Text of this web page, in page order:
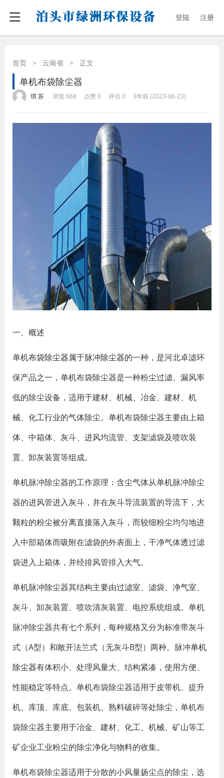
登陆 注册
首页 > 云南省 > 正文
单机布袋除尘器
琪 苏 浏览 668 点赞 0 评论 0 3年前 (2023-06-23)
一、概述
单机布袋除尘器属于脉冲除尘器的一种，是河北卓滤环
保产品之一，单机布袋除尘器是一种粉尘过滤、漏风率
低的除尘设备，适用于建材、机械、冶金、建材、机
械、化工行业的气体除尘。单机布袋除尘器主要由上箱
体、中箱体、灰斗、进风均流管、支架滤袋及喷吹装
置、卸灰装置等组成。
单机脉冲除尘器的工作原理：含尘气体从单机脉冲除尘
器的进风管进入灰斗，并在灰斗导流装置的导流下，大
颗粒的粉尘被分离直接落入灰斗，而较细粉尘均匀地进
入中部箱体而吸附在滤袋的外表面上，干净气体透过滤
袋进入上箱体，并经排风管排入大气。
单机脉冲除尘器其结构主要由过滤室、滤袋、净气室、
灰斗、卸灰装置、喷吹清灰装置、电控系统组成。单机
脉冲除尘器共有七个系列，每种规格又分为标准带灰斗
式（A型）和敞开法兰式（无灰斗B型）两种。脉冲单机
除尘器有体积小、处理风量大、结构紧凑，使用方便、
性能稳定等特点。单机布袋除尘器适用于皮带机、提升
机、库顶、库底、包装机、熟料破碎等处除尘，单机布
袋除尘器主要用于冶金、建材、化工、机械、矿山等工
矿企业工业粉尘的除尘净化与物料的收集。
单机布袋除尘器适用于分散的小风量扬尘点的除尘，选